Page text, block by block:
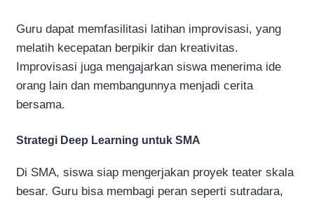
Guru dapat memfasilitasi latihan improvisasi, yang
melatih kecepatan berpikir dan kreativitas.
Improvisasi juga mengajarkan siswa menerima ide
orang lain dan membangunnya menjadi cerita
bersama.
Strategi Deep Learning untuk SMA
Di SMA, siswa siap mengerjakan proyek teater skala
besar. Guru bisa membagi peran seperti sutradara,